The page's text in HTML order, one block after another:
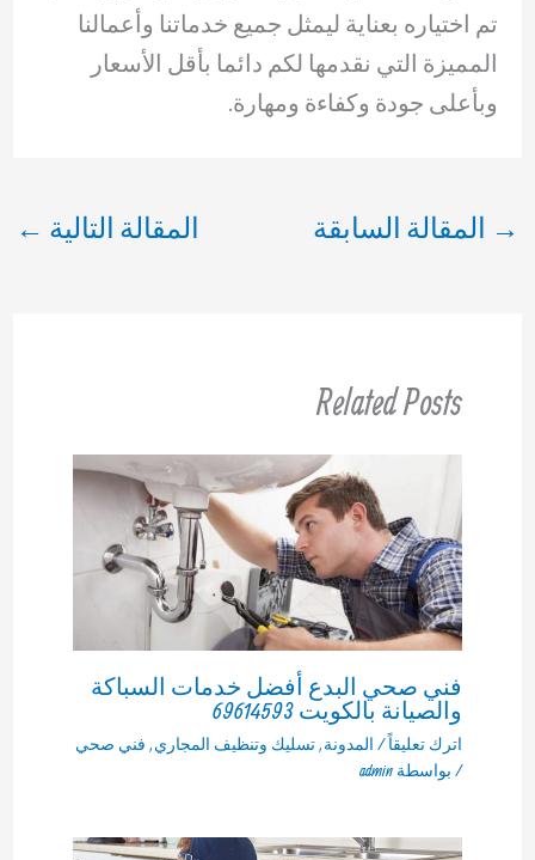
تم اختياره بعناية ليمثل جميع خدماتنا وأعمالنا
المميزة التي نقدمها لكم دائما بأقل الأسعار
وبأعلى جودة وكفاءة ومهارة.
→ المقالة السابقة المقالة التالية ←
Related Posts
فني صحي البدع أفضل خدمات السباكة
والصيانة بالكويت 69614593
اترك تعليقاً/ المدونة,تسليك وتنظيف المجاري, فني صحي
/ بواسطة admin